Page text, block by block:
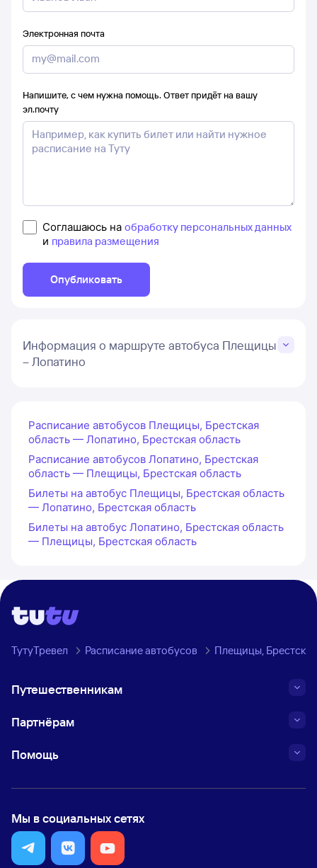
Электронная почта
Напишите, с чем нужна помощь. Ответ придёт на вашу
эл.почту
Соглашаюсь на обработку персональных данных
и правила размещения
Опубликовать
Информация о маршруте автобуса Плещицы
– Лопатино
Расписание автобусов Плещицы, Брестская
область — Лопатино, Брестская область
Расписание автобусов Лопатино, Брестская
область — Плещицы, Брестская область
Билеты на автобус Плещицы, Брестская область
— Лопатино, Брестская область
Билеты на автобус Лопатино, Брестская область
— Плещицы, Брестская область
ТутуТревел Расписание автобусов Плещицы,
Путешественникам
Партнёрам
Помощь
Мы в социальных сетях